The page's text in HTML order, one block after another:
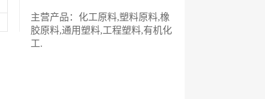
主营产品：化工原料,塑料原料,橡
胶原料,通用塑料,工程塑料,有机化
工.